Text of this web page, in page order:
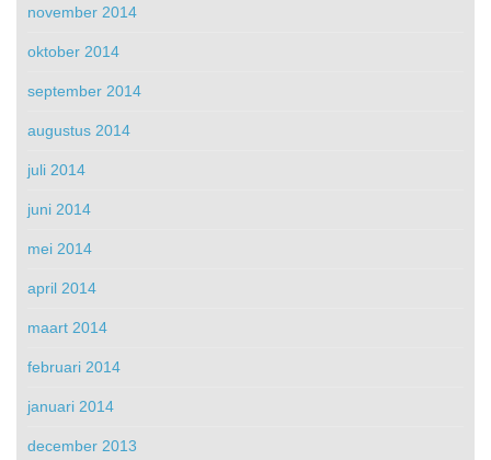
november 2014
oktober 2014
september 2014
augustus 2014
juli 2014
juni 2014
mei 2014
april 2014
maart 2014
februari 2014
januari 2014
december 2013